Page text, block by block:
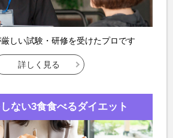
厳しい試験・研修を受けたプロです
詳しく見る
ない3食食べるダイエット